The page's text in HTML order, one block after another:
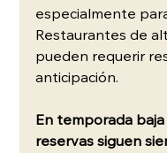
especialmente
Restaurantes de
pueden requerir
anticipación.
En temporada
reservas siguen